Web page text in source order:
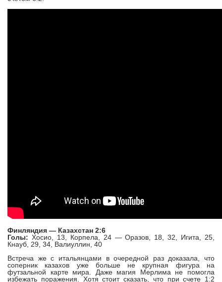
Финляндия — Казахстан 2:6
Голы: Хосио, 13, Корпела, 24 — Оразов, 18, 32, Игита, 25,
Кнауб, 29, 34, Валиуллин, 40
Встреча же с итальянцами в очередной раз доказала, что
соперник казахов уже больше не крупная фигура на
футзальной карте мира. Даже магия Мерлима не помогла
избежать поражения. Хотя стоит сказать, что при счете 1:2